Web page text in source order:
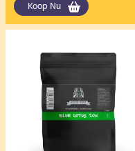
Koop Nu